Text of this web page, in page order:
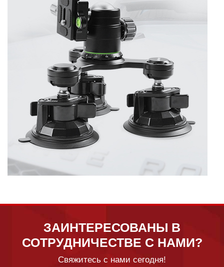
ЗАИНТЕРЕСОВАНЫ В
СОТРУДНИЧЕСТВЕ С НАМИ?
Свяжитесь с нами сегодня!